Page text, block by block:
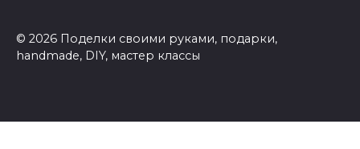
© 2026 Поделки своими руками, подарки,
handmade, DIY, мастер классы